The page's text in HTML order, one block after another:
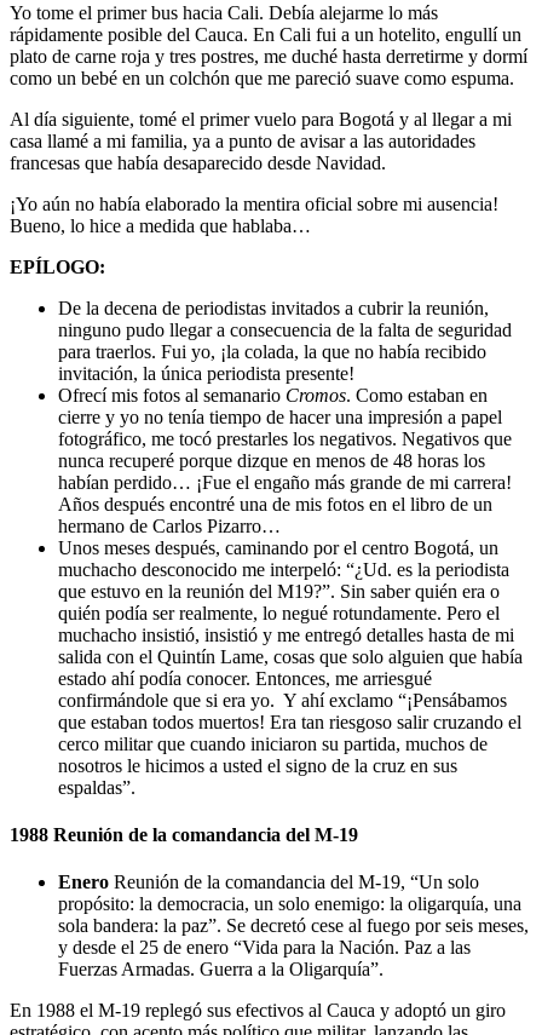
Yo tome el primer bus hacia Cali. Debía alejarme lo más
rápidamente posible del Cauca. En Cali fui a un hotelito, engullí un
plato de carne roja y tres postres, me duché hasta derretirme y dormí
como un bebé en un colchón que me pareció suave como espuma.
Al día siguiente, tomé el primer vuelo para Bogotá y al llegar a mi
casa llamé a mi familia, ya a punto de avisar a las autoridades
francesas que había desaparecido desde Navidad.
¡Yo aún no había elaborado la mentira oficial sobre mi ausencia!
Bueno, lo hice a medida que hablaba…
EPÍLOGO:
De la decena de periodistas invitados a cubrir la reunión,
ninguno pudo llegar a consecuencia de la falta de seguridad
para traerlos. Fui yo, ¡la colada, la que no había recibido
invitación, la única periodista presente!
Ofrecí mis fotos al semanario Cromos. Como estaban en
cierre y yo no tenía tiempo de hacer una impresión a papel
fotográfico, me tocó prestarles los negativos. Negativos que
nunca recuperé porque dizque en menos de 48 horas los
habían perdido… ¡Fue el engaño más grande de mi carrera!
Años después encontré una de mis fotos en el libro de un
hermano de Carlos Pizarro…
Unos meses después, caminando por el centro Bogotá, un
muchacho desconocido me interpeló: “¿Ud. es la periodista
que estuvo en la reunión del M19?”. Sin saber quién era o
quién podía ser realmente, lo negué rotundamente. Pero el
muchacho insistió, insistió y me entregó detalles hasta de mi
salida con el Quintín Lame, cosas que solo alguien que había
estado ahí podía conocer. Entonces, me arriesgué
confirmándole que si era yo. Y ahí exclamo “¡Pensábamos
que estaban todos muertos! Era tan riesgoso salir cruzando el
cerco militar que cuando iniciaron su partida, muchos de
nosotros le hicimos a usted el signo de la cruz en sus
espaldas”.
1988 Reunión de la comandancia del M-19
Enero Reunión de la comandancia del M-19, “Un solo
propósito: la democracia, un solo enemigo: la oligarquía, una
sola bandera: la paz”. Se decretó cese al fuego por seis meses,
y desde el 25 de enero “Vida para la Nación. Paz a las
Fuerzas Armadas. Guerra a la Oligarquía”.
En 1988 el M-19 replegó sus efectivos al Cauca y adoptó un giro